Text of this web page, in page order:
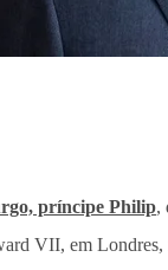
príncipe Philip,
VII, em Londres,